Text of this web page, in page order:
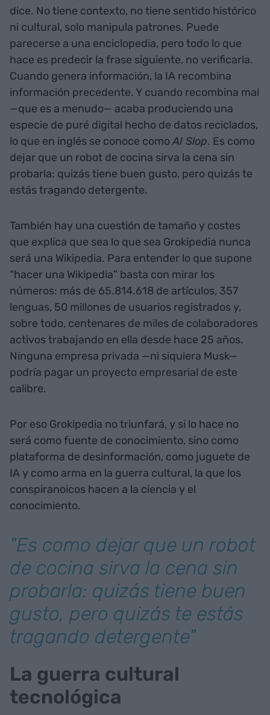
dice. No tiene contexto, no tiene sentido histórico
ni cultural, solo manipula patrones. Puede
parecerse a una enciclopedia, pero todo lo que
hace es predecir la frase siguiente, no verificarla.
Cuando genera información, la IA recombina
información precedente. Y cuando recombina mal
—que es a menudo— acaba produciendo una
especie de puré digital hecho de datos reciclados,
lo que en inglés se conoce comoAI Slop. Es como
dejar que un robot de cocina sirva la cena sin
probarla: quizás tiene buen gusto, pero quizás te
estás tragando detergente.
También hay una cuestión de tamaño y costes
que explica que sea lo que sea Grokipedia nunca
será una Wikipedia. Para entender lo que supone
“hacer una Wikipedia” basta con mirar los
números: más de 65.814.618 de artículos, 357
lenguas, 50 millones de usuarios registrados y,
sobre todo, centenares de miles de colaboradores
activos trabajando en ella desde hace 25 años.
Ninguna empresa privada —ni siquiera Musk—
podría pagar un proyecto empresarial de este
calibre.
Por eso Grokipedia no triunfará, y si lo hace no
será como fuente de conocimiento, sino como
plataforma de desinformación, como juguete de
IA y como arma en la guerra cultural, la que los
conspiranoicos hacen a la ciencia y el
conocimiento.
"Es como dejar que un robot
de cocina sirva la cena sin
probarla: quizás tiene buen
gusto, pero quizás te estás
tragando detergente"
La guerra cultural
tecnológica